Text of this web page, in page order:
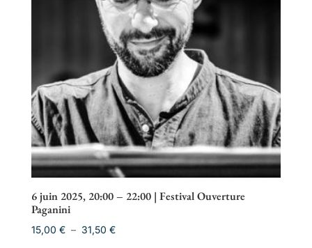
6 juin 2025, 20:00 – 22:00 | Festival Ouverture
Paganini
15,00 € – 31,50 €Plage